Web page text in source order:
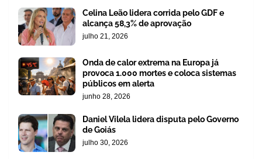
Celina Leão lidera corrida pelo GDF e
alcança 58,3% de aprovação
julho 21, 2026
Onda de calor extrema na Europa já
provoca 1.000 mortes e coloca sistemas
públicos em alerta
junho 28, 2026
Daniel Vilela lidera disputa pelo Governo
de Goiás
julho 30, 2026